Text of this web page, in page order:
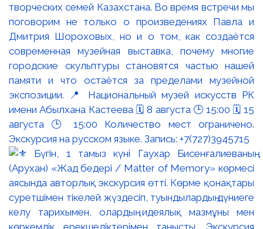
творческих семей Казахстана. Во время встречи мы
поговорим не только о произведениях Павла и
Дмитрия Шороховых, но и о том, как создаётся
современная музейная выставка, почему многие
городские скульптуры становятся частью нашей
памяти и что остаётся за пределами музейной
экспозиции. 📍 Национальный музей искусств РК
имени Абылхана Кастеева 🗓 8 августа 🕒 15:00 🗓 15
августа 🕒 15:00 Количество мест ограничено.
Экскурсия на русском языке. Запись: +7(727)3945715